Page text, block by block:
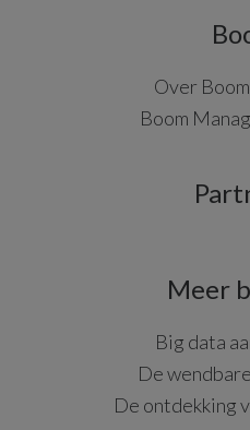
Over
Boom
Meer
Big data
De
De ontdekking